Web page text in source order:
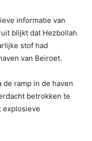
informatie van
blijkt dat Hezbollah
stof had
van Beiroet.
de ramp in de haven
betrokken te
explosieve